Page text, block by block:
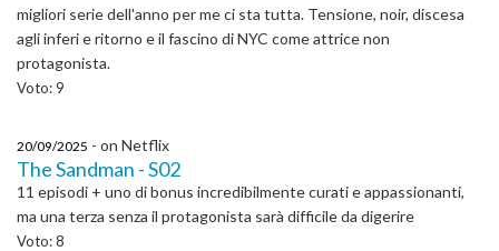
migliori serie dell'anno per me ci sta tutta. Tensione, noir, discesa
agli inferi e ritorno e il fascino di NYC come attrice non
protagonista.
Voto: 9
20/09/2025 - on Netflix
The Sandman - S02
11 episodi + uno di bonus incredibilmente curati e appassionanti,
ma una terza senza il protagonista sarà difficile da digerire
Voto: 8